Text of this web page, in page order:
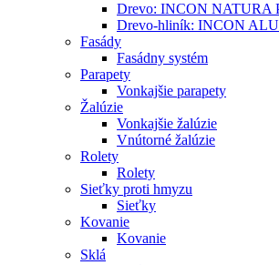
Drevo: INCON NATURA
Drevo-hliník: INCON
Fasády
Fasádny systém
Parapety
Vonkajšie parapety
Žalúzie
Vonkajšie žalúzie
Vnútorné žalúzie
Rolety
Rolety
Sieťky proti hmyzu
Sieťky
Kovanie
Kovanie
Sklá